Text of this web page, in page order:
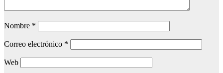
Nombre *
Correo electrónico *
Web